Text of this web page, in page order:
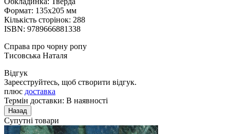
Формат: 135x205 мм
Кількість сторінок: 288
ISBN: 9789666881338
Справа про чорну ропу
Тисовська Наталя
Відгук
Зареєструйтесь, щоб створити відгук.
плюс доставка
Термін доставки: В наявності
Супутні товари